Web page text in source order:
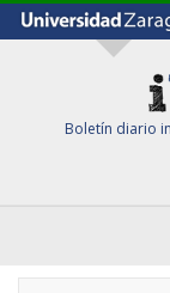
Boletín diario